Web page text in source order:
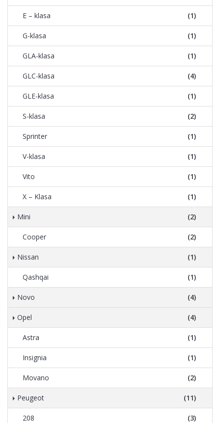
E – klasa (1)
G-klasa (1)
GLA-klasa (1)
GLC-klasa (4)
GLE-klasa (1)
S-klasa (2)
Sprinter (1)
V-klasa (1)
Vito (1)
X – Klasa (1)
Mini (2)
Cooper (2)
Nissan (1)
Qashqai (1)
Novo (4)
Opel (4)
Astra (1)
Insignia (1)
Movano (2)
Peugeot (11)
208 (3)